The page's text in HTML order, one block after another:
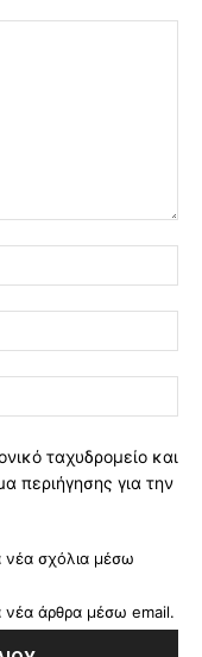
ταχυδρομείο και
περιήγησης για την
νέα σχόλια μέσω
νέα άρθρα μέσω email.